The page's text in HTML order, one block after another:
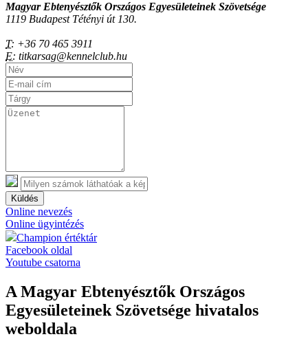
Magyar Ebtenyésztők Országos Egyesületeinek Szövetsége
1119 Budapest Tétényi út 130.
T: +36 70 465 3911
E: titkarsag@kennelclub.hu
Küldés
Online nevezés
Online ügyintézés
Champion értéktár
Facebook oldal
Youtube csatorna
A Magyar Ebtenyésztők Országos
Egyesületeinek Szövetsége hivatalos
weboldala